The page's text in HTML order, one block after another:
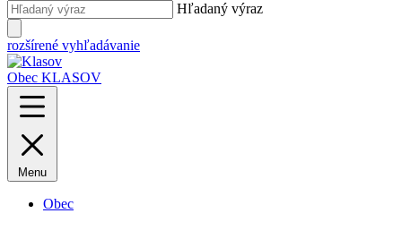
Hľadaný výraz
rozšírené vyhľadávanie
Obec KLASOV
Menu
Obec